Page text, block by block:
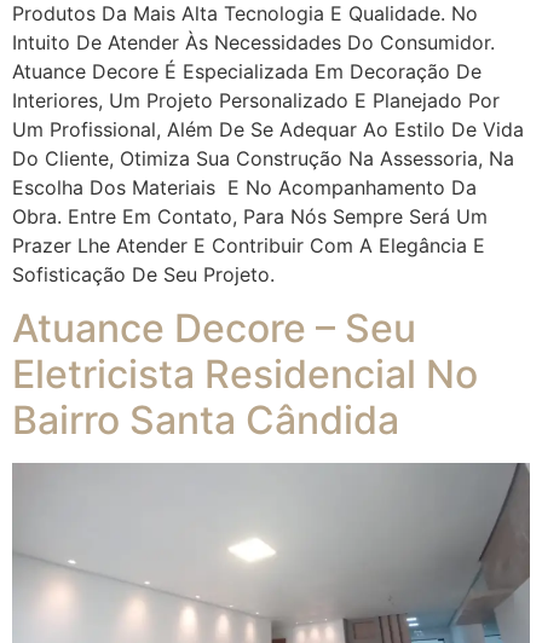
Produtos Da Mais Alta Tecnologia E Qualidade. No
Intuito De Atender Às Necessidades Do Consumidor.
Atuance Decore É Especializada Em Decoração De
Interiores, Um Projeto Personalizado E Planejado Por
Um Profissional, Além De Se Adequar Ao Estilo De Vida
Do Cliente, Otimiza Sua Construção Na Assessoria, Na
Escolha Dos Materiais E No Acompanhamento Da
Obra. Entre Em Contato, Para Nós Sempre Será Um
Prazer Lhe Atender E Contribuir Com A Elegância E
Sofisticação De Seu Projeto.
Atuance Decore – Seu
Eletricista Residencial No
Bairro Santa Cândida